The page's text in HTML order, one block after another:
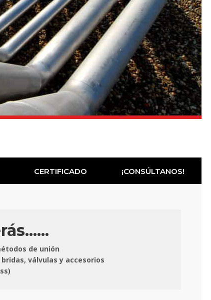
CERTIFICADO ¡CONSÚLTANOS!
de unión
válvulas y accesorios